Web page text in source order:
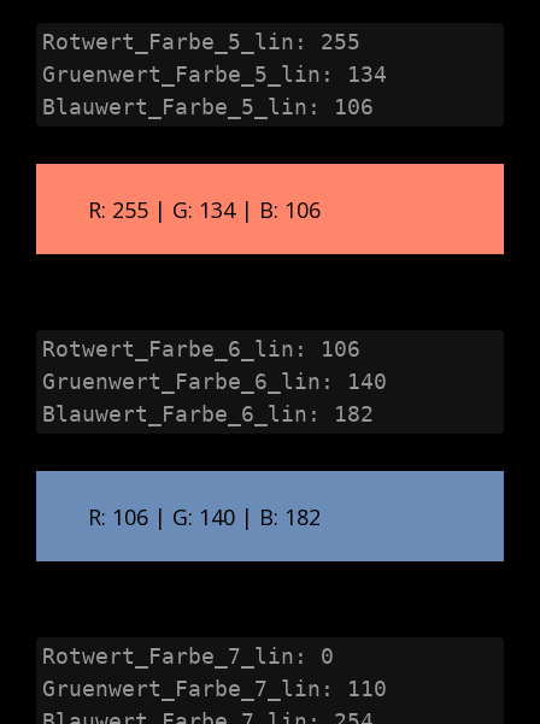
Rotwert_Farbe_5_lin: 255
Gruenwert_Farbe_5_lin: 134
Blauwert_Farbe_5_lin: 106
R: 255 | G: 134 | B: 106
Rotwert_Farbe_6_lin: 106
Gruenwert_Farbe_6_lin: 140
Blauwert_Farbe_6_lin: 182
R: 106 | G: 140 | B: 182
Rotwert_Farbe_7_lin: 0
Gruenwert_Farbe_7_lin: 110